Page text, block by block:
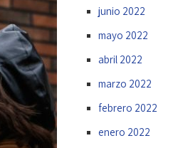
junio 2022
mayo 2022
abril 2022
marzo 2022
febrero 2022
enero 2022